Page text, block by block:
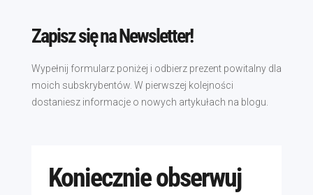
Zapisz się na Newsletter!
Wypełnij formularz poniżej i odbierz prezent powitalny dla
moich subskrybentów. W pierwszej kolejności
dostaniesz informacje o nowych artykułach na blogu.
Koniecznie obserwuj